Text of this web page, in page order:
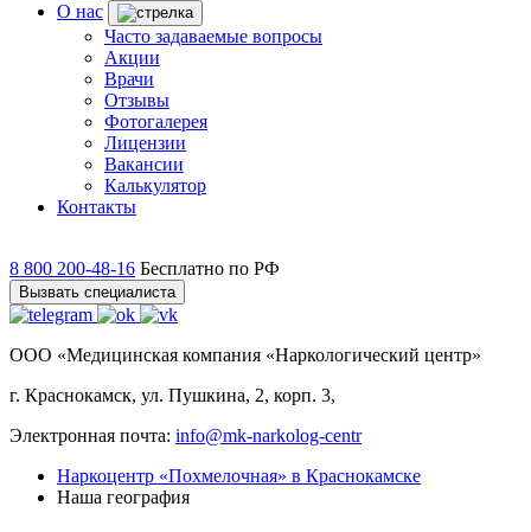
О нас
Часто задаваемые вопросы
Акции
Врачи
Отзывы
Фотогалерея
Лицензии
Вакансии
Калькулятор
Контакты
8 800 200-48-16 Бесплатно по РФ
Вызвать специалиста
ООО «Медицинская компания «Наркологический центр»
г. Краснокамск, ул. Пушкина, 2, корп. 3,
Электронная почта: info@mk-narkolog-centr
Наркоцентр «Похмелочная» в Краснокамске
Наша география